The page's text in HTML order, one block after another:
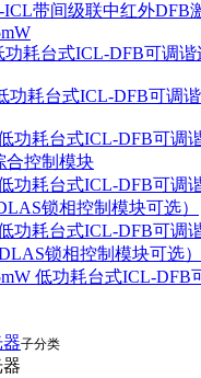
ICL带间级联中红外DFB
功耗台式ICL-DFB可调
功耗台式ICL-DFB可调
功耗台式ICL-DFB可调
合控制模块
功耗台式ICL-DFB可调
锁相控制模块可选）
功耗台式ICL-DFB可调
锁相控制模块可选）
低功耗台式ICL-DFB
子分类